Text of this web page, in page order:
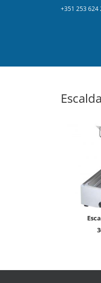
+351 253 624
escalda bat.sp1/1